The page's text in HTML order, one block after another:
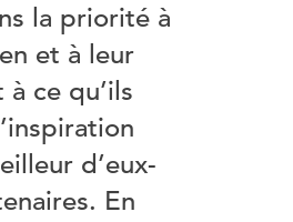
la priorité à
et à leur
ce qu’ils
d’eux-
En